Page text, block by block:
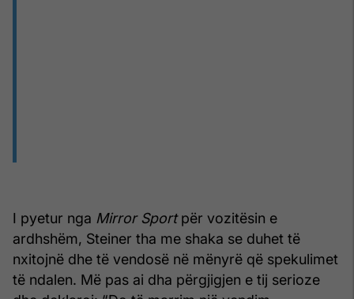
I pyetur nga Mirror Sportpër vozitësin e
ardhshëm, Steiner tha me shaka se duhet të
nxitojnë dhe të vendosë në mënyrë që spekulimet
të ndalen. Më pas ai dha përgjigjen e tij serioze